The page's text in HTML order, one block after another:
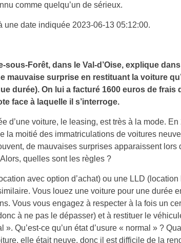
comme quelqu’un de sérieux.
une date indiquée 2023-06-13 05:12:00.
sous-Forêt, dans le Val-d’Oise, explique
mauvaise surprise en restituant la voiture
durée). On lui a facturé 1600 euros de frais
face à laquelle il s’interroge.
d’une voiture, le leasing, est très à la mode. En
la moitié des immatriculations de voitures
de mauvaises surprises apparaissent lors
quelles sont les règles ?
avec option d’achat) ou une LLD (location
Vous louez une voiture pour une durée
Vous vous engagez à respecter à la fois un
à ne pas le dépasser) et à restituer le
». Qu’est-ce qu’un état d’usure « normal » ?
elle était neuve, donc il est difficile de la